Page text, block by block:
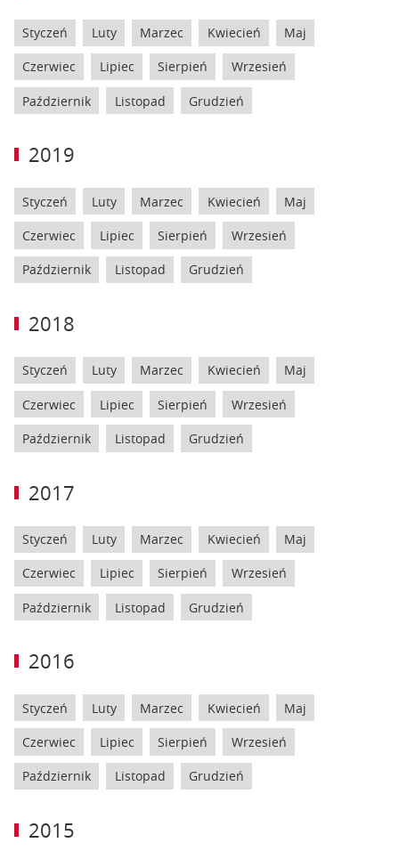
Styczeń Luty Marzec Kwiecień Maj
Czerwiec Lipiec Sierpień Wrzesień
Październik Listopad Grudzień
2019
Styczeń Luty Marzec Kwiecień Maj
Czerwiec Lipiec Sierpień Wrzesień
Październik Listopad Grudzień
2018
Styczeń Luty Marzec Kwiecień Maj
Czerwiec Lipiec Sierpień Wrzesień
Październik Listopad Grudzień
2017
Styczeń Luty Marzec Kwiecień Maj
Czerwiec Lipiec Sierpień Wrzesień
Październik Listopad Grudzień
2016
Styczeń Luty Marzec Kwiecień Maj
Czerwiec Lipiec Sierpień Wrzesień
Październik Listopad Grudzień
2015